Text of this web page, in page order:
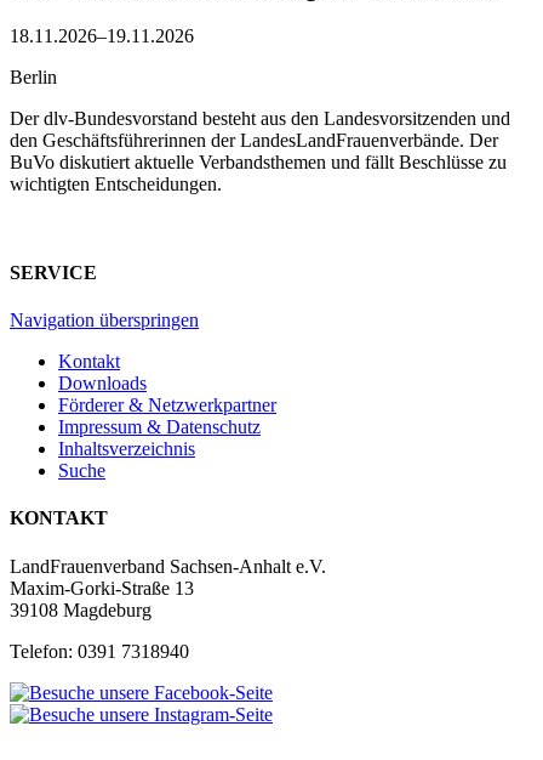
18.11.2026–19.11.2026
Berlin
Der dlv-Bundesvorstand besteht aus den Landesvorsitzenden und
den Geschäftsführerinnen der LandesLandFrauenverbände. Der
BuVo diskutiert aktuelle Verbandsthemen und fällt Beschlüsse zu
wichtigten Entscheidungen.
SERVICE
Navigation überspringen
Kontakt
Downloads
Förderer & Netzwerkpartner
Impressum & Datenschutz
Inhaltsverzeichnis
Suche
KONTAKT
LandFrauenverband Sachsen-Anhalt e.V.
Maxim-Gorki-Straße 13
39108 Magdeburg
Telefon: 0391 7318940